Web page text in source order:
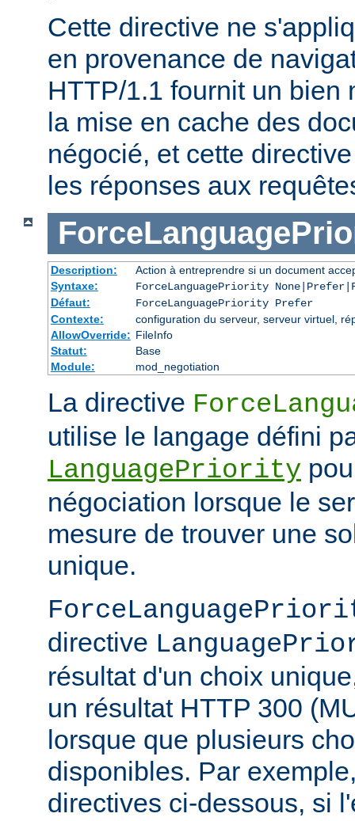
Cette directive ne
en provenance de
HTTP/1.1 fournit un bien
la mise en cache des
négocié, et cette
les réponses aux
Description:
Action à entreprendre si un document
Syntaxe:
ForceLanguagePriority
Défaut:
ForceLanguagePriority Prefer
Contexte:
configuration du serveur, serveur virtuel,
AllowOverride: FileInfo
Statut:
Base
Module:
mod_negotiation
La directive
utilise le langage défini
LanguagePriority
négociation lorsque le
mesure de trouver une
unique.
directive
résultat d'un choix
un résultat HTTP 300
lorsque que plusieurs
disponibles. Par
directives ci-dessous, si